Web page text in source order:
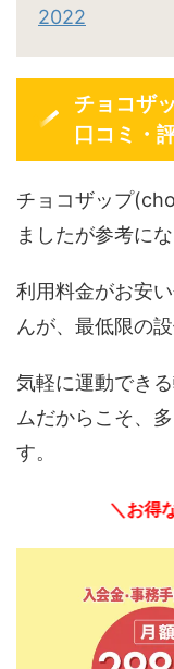
2022
チョコザ
口コミ・
チョコザップ
ましたが参考に
利用料金がお安
んが、最低限の
気軽に運動でき
ムだからこそ、
す。
＼お得